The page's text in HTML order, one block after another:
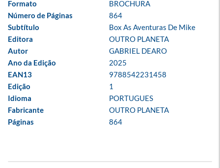
Formato
BROCHURA
Número de Páginas
864
Subtítulo
Box As Aventuras De Mike
Editora
OUTRO PLANETA
Autor
GABRIEL DEARO
Ano da Edição
2025
EAN13
9788542231458
Edição
1
Idioma
PORTUGUES
Fabricante
OUTRO PLANETA
Páginas
864